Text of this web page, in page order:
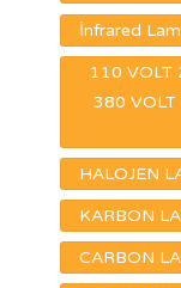
İnfrared
110 VOLT
380 VOLT
HALOJEN
KARBON
CARBON